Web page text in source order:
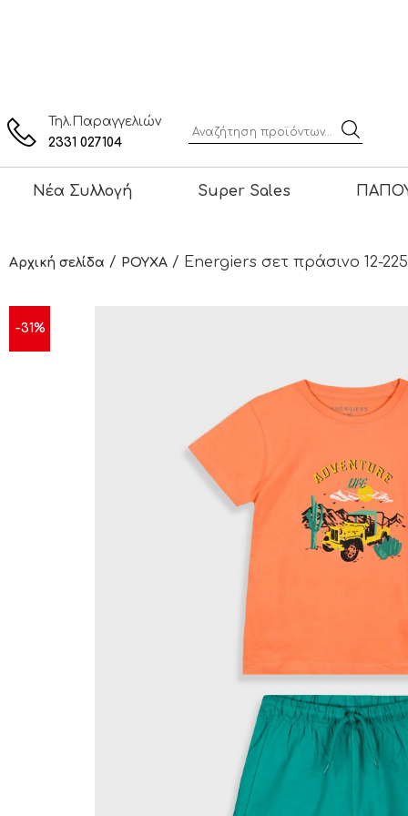
Τηλ.Παραγγελιών
2331 027104
Νέα Συλλογή Super Sales
Αρχική σελίδα / ΡΟΥΧΑ / Energiers σετ πράσινο 12-
-31%